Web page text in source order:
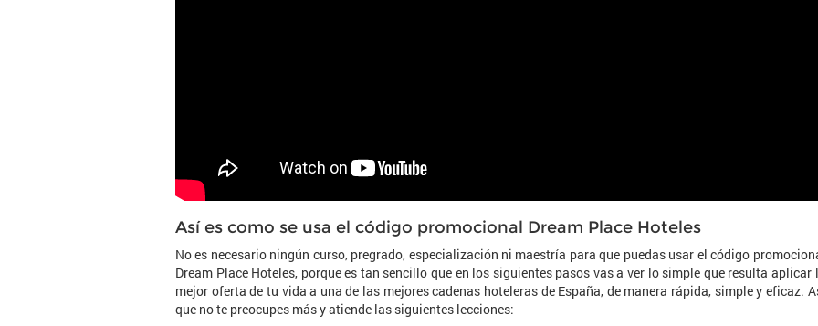
Así es como se usa el código promocional Dream Place Hoteles
No es necesario ningún curso, pregrado, especialización ni maestría para que puedas usar el código
Dream Place Hoteles, porque es tan sencillo que en los siguientes pasos vas a ver lo simple que resulta aplicar
mejor oferta de tu vida a una de las mejores cadenas hoteleras de España, de manera rápida, simple y eficaz.
que no te preocupes más y atiende las siguientes lecciones: